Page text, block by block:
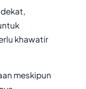
khawatir
meskipun